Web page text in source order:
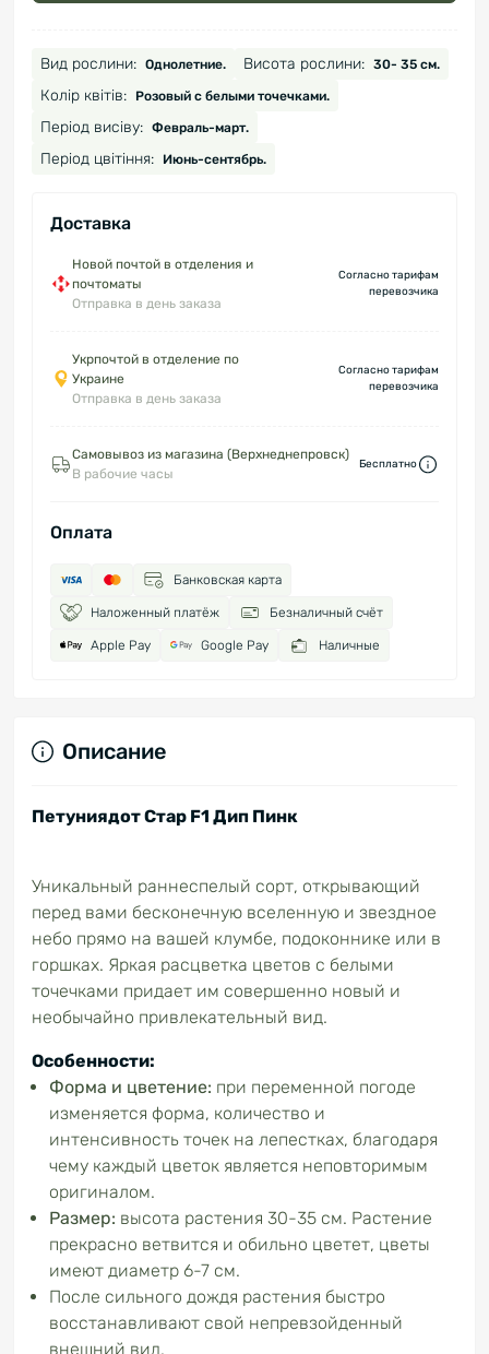
Вид рослини: Однолетние. Висота рослини: 30- 35 см.
Колір квітів: Розовый с белыми точечками.
Період висіву: Февраль-март.
Період цвітіння: Июнь-сентябрь.
Доставка
Новой почтой в отделения и
почтоматы
Отправка в день заказа
Согласно тарифам
перевозчика
Укрпочтой в отделение по
Украине
Отправка в день заказа
Согласно тарифам
перевозчика
Самовывоз из магазина (Верхнеднепровск)
В рабочие часы
Бесплатно
Оплата
Банковская карта
Наложенный платёж Безналичный счёт
Apple Pay Google Pay Наличные
Описание
Петуниядот Стар F1 Дип Пинк
Уникальный раннеспелый сорт, открывающий
перед вами бесконечную вселенную и звездное
небо прямо на вашей клумбе, подоконнике или в
горшках. Яркая расцветка цветов с белыми
точечками придает им совершенно новый и
необычайно привлекательный вид.
Особенности:
Форма и цветение: при переменной погоде
изменяется форма, количество и
интенсивность точек на лепестках, благодаря
чему каждый цветок является неповторимым
оригиналом.
Размер: высота растения 30-35 см. Растение
прекрасно ветвится и обильно цветет, цветы
имеют диаметр 6-7 см.
После сильного дождя растения быстро
восстанавливают свой непревзойденный
внешний вид.